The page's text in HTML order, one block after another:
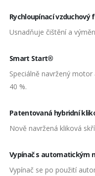
Rychloupínací vzduchový
Usnadňuje čištění a
Smart Start®
Speciálně navržený
40 %.
Patentovaná hybridní
Nově navržená kliková
Vypínač s automatickým
Vypínač se po použití